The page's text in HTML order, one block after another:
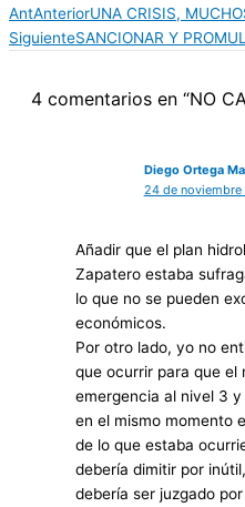
AntAnteriorUNA CRISIS,
SiguienteSANCIONAR Y
4 comentarios en “NO
Diego Ortega
24 de
Añadir que el plan
Zapatero estaba
lo que no se pueden
económicos.
Por otro lado, yo no
que ocurrir para que el
emergencia al nivel 3
en el mismo momento
de lo que estaba
debería dimitir por
debería ser juzgado